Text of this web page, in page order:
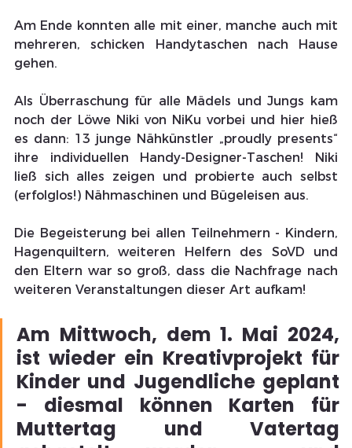
Am Ende konnten alle mit einer, manche auch mit
mehreren, schicken Handytaschen nach Hause
gehen.
Als Überraschung für alle Mädels und Jungs kam
noch der Löwe Niki von NiKu vorbei und hier hieß
es dann: 13 junge Nähkünstler „proudly presents“
ihre individuellen Handy-Designer-Taschen! Niki
ließ sich alles zeigen und probierte auch selbst
(erfolglos!) Nähmaschinen und Bügeleisen aus.
Die Begeisterung bei allen Teilnehmern - Kindern,
Hagenquiltern, weiteren Helfern des SoVD und
den Eltern war so groß, dass die Nachfrage nach
weiteren Veranstaltungen dieser Art aufkam!
Am Mittwoch, dem 1. Mai 2024,
ist wieder ein Kreativprojekt für
Kinder und Jugendliche geplant
- diesmal können Karten für
Muttertag und Vatertag